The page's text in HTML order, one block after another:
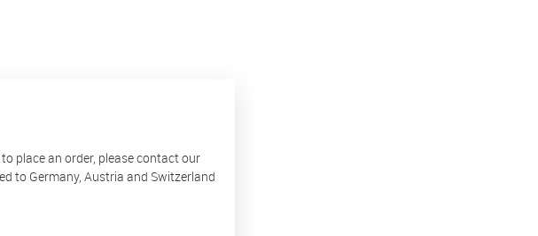
place an order, please contact our
to Germany, Austria and Switzerland